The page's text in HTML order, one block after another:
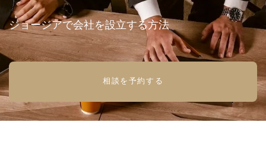
ジョージアで会社を設立する方法
相談を予約する